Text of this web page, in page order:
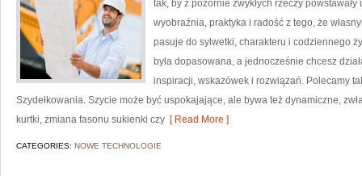
tak, by z pozornie zwykłych rzeczy
wyobraźnia, praktyka i radość z tego, że
pasuje do sylwetki, charakteru i codziennego
była dopasowana, a jednocześnie chcesz
inspiracji, wskazówek i rozwiązań. Polecamy
Szydełkowania. Szycie może być uspokajające, ale bywa też dynamiczne,
kurtki, zmiana fasonu sukienki czy [ Read More ]
CATEGORIES: NOWE TECHNOLOGIE